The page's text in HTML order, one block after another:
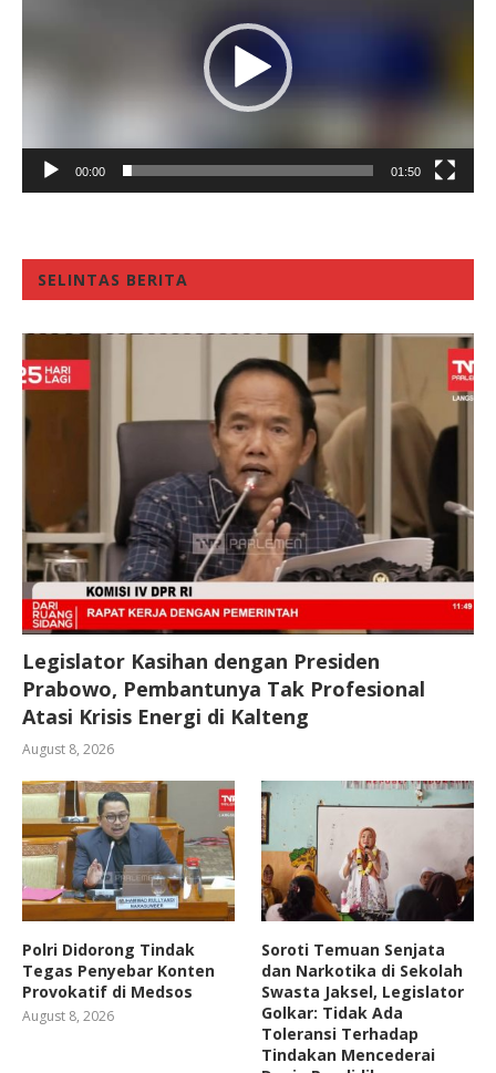
00:00 01:50
SELINTAS BERITA
Legislator Kasihan dengan Presiden
Prabowo, Pembantunya Tak Profesional
Atasi Krisis Energi di Kalteng
August 8, 2026
Polri Didorong Tindak
Tegas Penyebar Konten
Provokatif di Medsos
August 8, 2026
Soroti Temuan Senjata
dan Narkotika di Sekolah
Swasta Jaksel, Legislator
Golkar: Tidak Ada
Toleransi Terhadap
Tindakan Mencederai